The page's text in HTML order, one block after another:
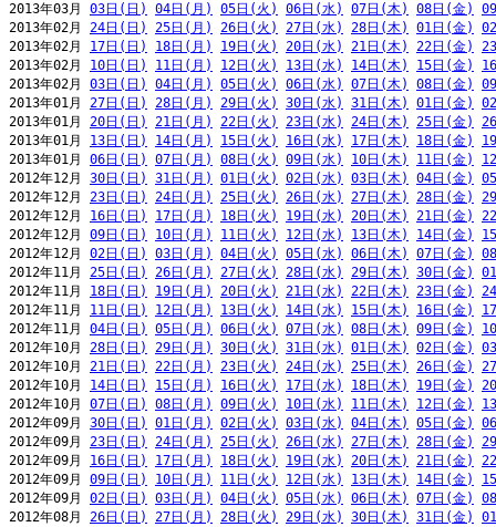
2013年03月 03日(日) 04日(月) 05日(火) 06日(水) 07日(木) 08日(金)
2013年02月 24日(日) 25日(月) 26日(火) 27日(水) 28日(木) 01日(金)
2013年02月 17日(日) 18日(月) 19日(火) 20日(水) 21日(木) 22日(金)
2013年02月 10日(日) 11日(月) 12日(火) 13日(水) 14日(木) 15日(金)
2013年02月 03日(日) 04日(月) 05日(火) 06日(水) 07日(木) 08日(金)
2013年01月 27日(日) 28日(月) 29日(火) 30日(水) 31日(木) 01日(金)
2013年01月 20日(日) 21日(月) 22日(火) 23日(水) 24日(木) 25日(金)
2013年01月 13日(日) 14日(月) 15日(火) 16日(水) 17日(木) 18日(金)
2013年01月 06日(日) 07日(月) 08日(火) 09日(水) 10日(木) 11日(金)
2012年12月 30日(日) 31日(月) 01日(火) 02日(水) 03日(木) 04日(金)
2012年12月 23日(日) 24日(月) 25日(火) 26日(水) 27日(木) 28日(金)
2012年12月 16日(日) 17日(月) 18日(火) 19日(水) 20日(木) 21日(金)
2012年12月 09日(日) 10日(月) 11日(火) 12日(水) 13日(木) 14日(金)
2012年12月 02日(日) 03日(月) 04日(火) 05日(水) 06日(木) 07日(金)
2012年11月 25日(日) 26日(月) 27日(火) 28日(水) 29日(木) 30日(金)
2012年11月 18日(日) 19日(月) 20日(火) 21日(水) 22日(木) 23日(金)
2012年11月 11日(日) 12日(月) 13日(火) 14日(水) 15日(木) 16日(金)
2012年11月 04日(日) 05日(月) 06日(火) 07日(水) 08日(木) 09日(金)
2012年10月 28日(日) 29日(月) 30日(火) 31日(水) 01日(木) 02日(金)
2012年10月 21日(日) 22日(月) 23日(火) 24日(水) 25日(木) 26日(金)
2012年10月 14日(日) 15日(月) 16日(火) 17日(水) 18日(木) 19日(金)
2012年10月 07日(日) 08日(月) 09日(火) 10日(水) 11日(木) 12日(金)
2012年09月 30日(日) 01日(月) 02日(火) 03日(水) 04日(木) 05日(金)
2012年09月 23日(日) 24日(月) 25日(火) 26日(水) 27日(木) 28日(金)
2012年09月 16日(日) 17日(月) 18日(火) 19日(水) 20日(木) 21日(金)
2012年09月 09日(日) 10日(月) 11日(火) 12日(水) 13日(木) 14日(金)
2012年09月 02日(日) 03日(月) 04日(火) 05日(水) 06日(木) 07日(金)
2012年08月 26日(日) 27日(月) 28日(火) 29日(水) 30日(木) 31日(金)